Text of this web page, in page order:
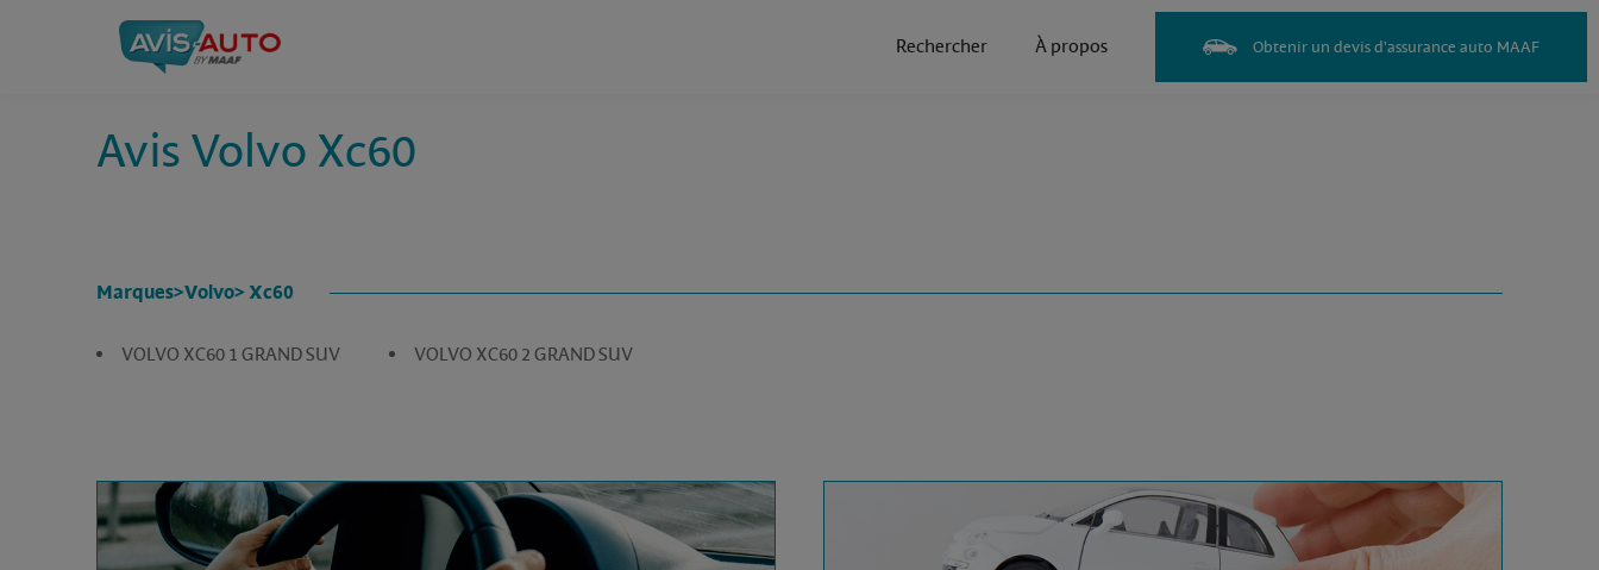
Rechercher À propos Obtenir un devis d'assurance auto MAAF
Avis Volvo Xc60
Marques>Volvo> Xc60
VOLVO XC60 1 GRAND SUV VOLVO XC60 2 GRAND SUV